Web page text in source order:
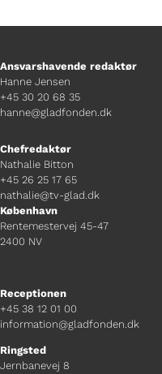
Ansvarshavende redaktør
Hanne Jensen
+45 30 20 68 35
hanne@gladfonden.dk
Chefredaktør
Nathalie Bitton
+45 26 25 17 65
nathalie@tv-glad.dk
København
Rentemestervej 45-47
2400 NV
Receptionen
+45 38 12 01 00
information@gladfonden.dk
Ringsted
Jernbanevej 8